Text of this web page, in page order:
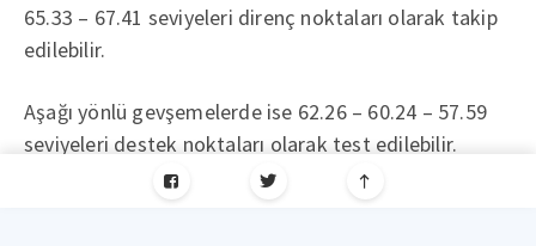
65.33 – 67.41 seviyeleri direnç noktaları olarak takip
edilebilir.
Aşağı yönlü gevşemelerde ise 62.26 – 60.24 – 57.59
seviyeleri destek noktaları olarak test edilebilir.